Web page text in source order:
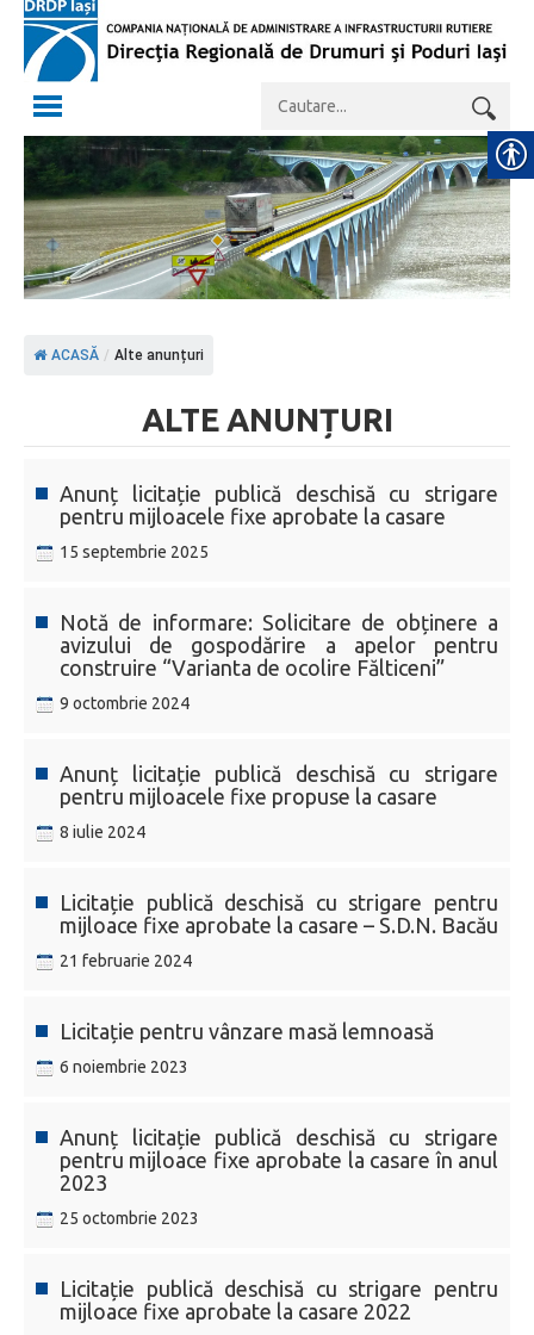
ACASĂ / Alte anunțuri
ALTE ANUNȚURI
Anunț licitație publică deschisă cu strigare
pentru mijloacele fixe aprobate la casare
15 septembrie 2025
Notă de informare: Solicitare de obținere a
avizului de gospodărire a apelor pentru
construire “Varianta de ocolire Fălticeni”
9 octombrie 2024
Anunț licitație publică deschisă cu strigare
pentru mijloacele fixe propuse la casare
8 iulie 2024
Licitație publică deschisă cu strigare pentru
mijloace fixe aprobate la casare – S.D.N. Bacău
21 februarie 2024
Licitație pentru vânzare masă lemnoasă
6 noiembrie 2023
Anunț licitație publică deschisă cu strigare
pentru mijloace fixe aprobate la casare în anul
2023
25 octombrie 2023
Licitație publică deschisă cu strigare pentru
mijloace fixe aprobate la casare 2022